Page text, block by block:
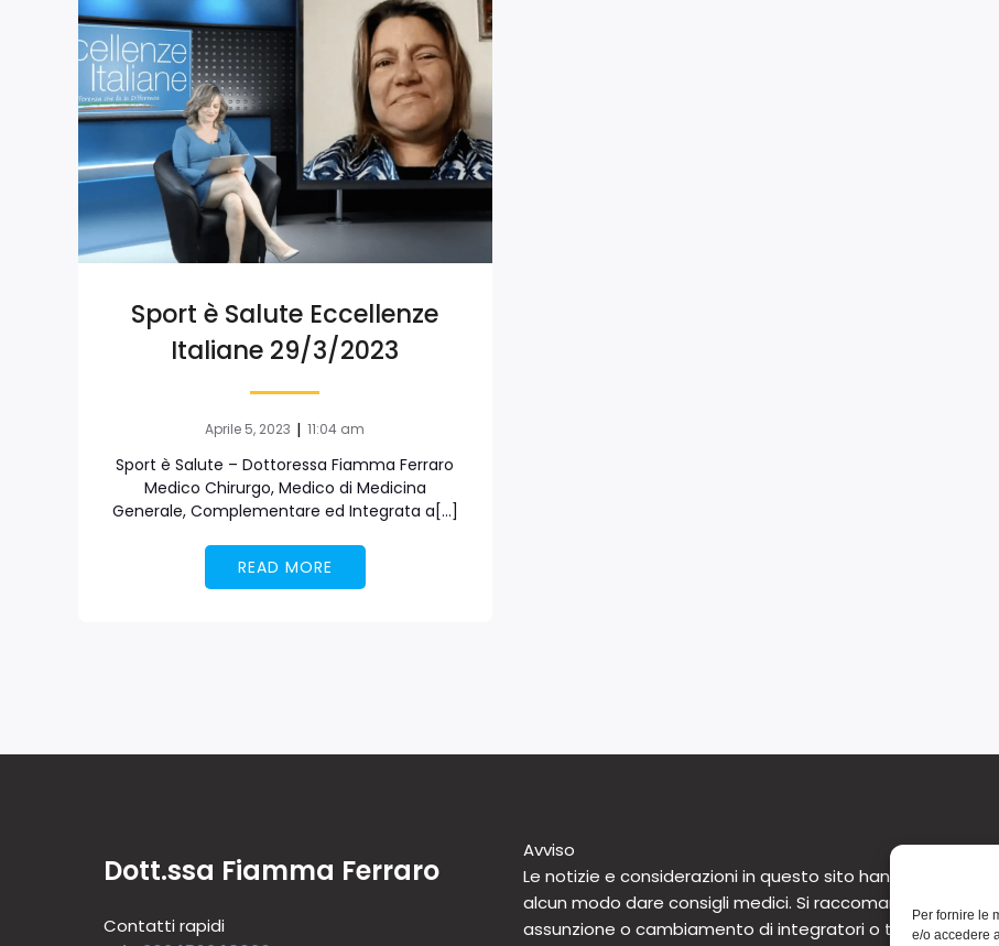
Per fornire le
e/o accedere
Sport è Salute Eccellenze
Italiane 29/3/2023
Aprile 5, 2023 | 11:04 am
Sport è Salute – Dottoressa Fiamma Ferraro
Medico Chirurgo, Medico di Medicina
Generale, Complementare ed Integrata a[…]
READ MORE
Dott.ssa Fiamma Ferraro
Contatti rapidi
Avviso
Le notizie e considerazioni in questo sito hanno
alcun modo dare consigli medici. Si raccomanda di non
assunzione o cambiamento di integratori o tantomeno